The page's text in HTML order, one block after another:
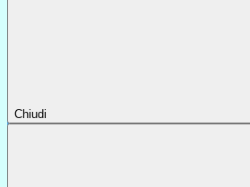
Chiudi